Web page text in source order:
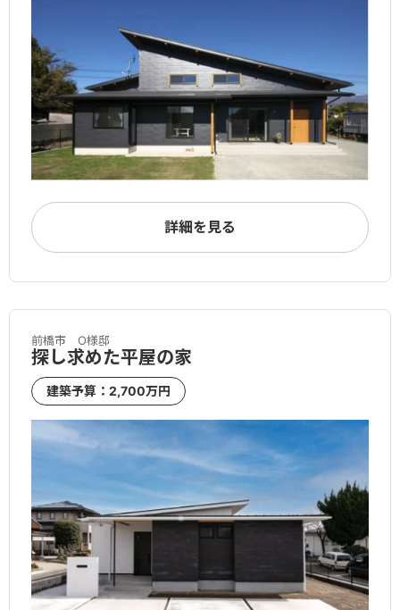
詳細を見る
前橋市 O様邸
探し求めた平屋の家
建築予算：2,700万円